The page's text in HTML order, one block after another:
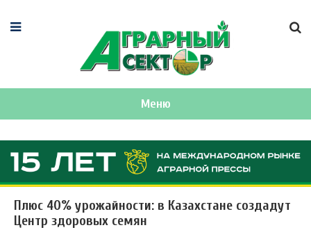
Меню
Плюс 40% урожайности: в Казахстане создадут
Центр здоровых семян